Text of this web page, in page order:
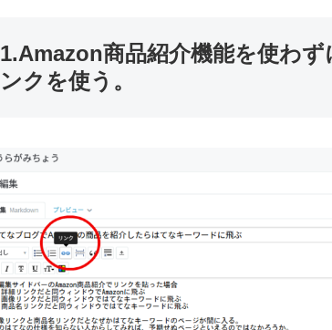
1.Amazon商品紹介機能を使わ
ンクを使う。